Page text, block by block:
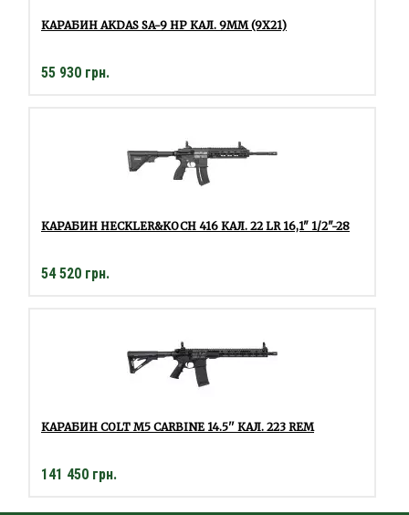
КАРАБИН AKDAS SA-9 HP КАЛ. 9ММ (9X21)
55 930 грн.
КАРАБИН HECKLER&KOCH 416 КАЛ. 22 LR 16,1" 1/2"-28
54 520 грн.
КАРАБИН COLT M5 CARBINE 14.5'' КАЛ. 223 REM
141 450 грн.